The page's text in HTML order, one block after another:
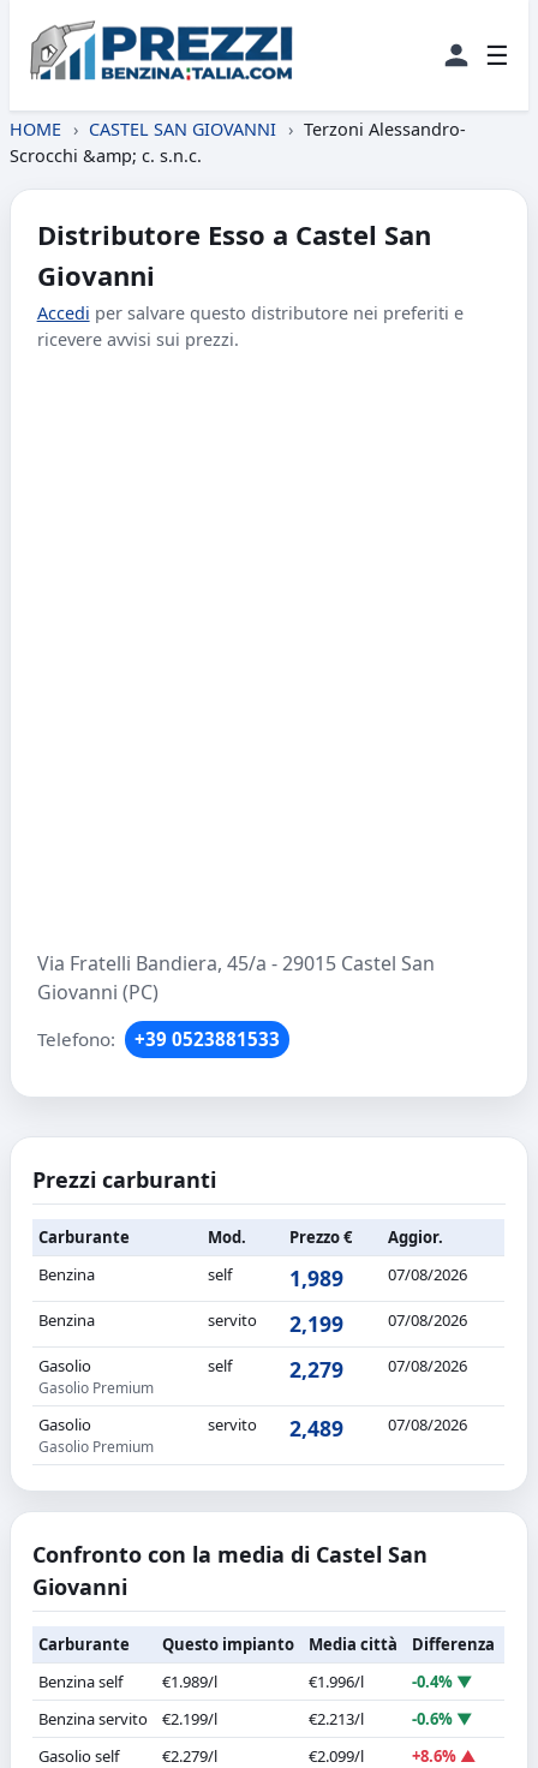
☰
HOME › CASTEL SAN GIOVANNI › Terzoni Alessandro-
Scrocchi &amp; c. s.n.c.
Distributore Esso a Castel San
Giovanni
Accedi per salvare questo distributore nei preferiti e
ricevere avvisi sui prezzi.
Via Fratelli Bandiera, 45/a - 29015 Castel San
Giovanni (PC)
Telefono: +39 0523881533
Prezzi carburanti
Carburante Mod. Prezzo €
Aggior.
Benzina
self 1,989 07/08/2026
Benzina servito 2,199 07/08/2026
Gasolio
Gasolio Premium
self 2,279 07/08/2026
Gasolio
Gasolio Premium
servito 2,489 07/08/2026
Confronto con la media di Castel San
Giovanni
Carburante Questo impianto Media città
Differenza
Benzina self
€1.989/l €1.996/l
-0.4% ▼
Benzina servito
€2.199/l €2.213/l
-0.6% ▼
Gasolio self
€2.279/l €2.099/l
+8.6% ▲